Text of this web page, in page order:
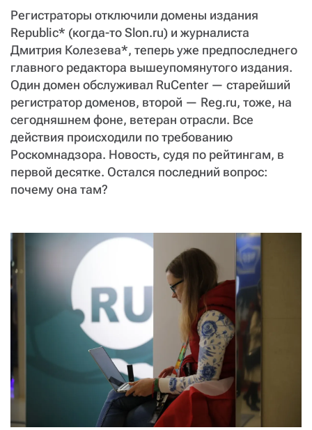
Регистраторы отключили домены издания
Republic* (когда-то Slon.ru) и журналиста
Дмитрия Колезева*, теперь уже предпоследнего
главного редактора вышеупомянутого издания.
Один домен обслуживал RuCenter — старейший
регистратор доменов, второй — Reg.ru, тоже, на
сегодняшнем фоне, ветеран отрасли. Все
действия происходили по требованию
Роскомнадзора. Новость, судя по рейтингам, в
первой десятке. Остался последний вопрос:
почему она там?
я принимаю условия и подтверждаю свое гражданство РФ
СТАТЬ СОУЧАСТНИКОМ
ПОДЕЛИТЬСЯ С ДРУЗЬЯМИ
Если у вас есть вопросы, пишите donate@novayagazeta.ru
звоните:
+7 (929) 612-03-68